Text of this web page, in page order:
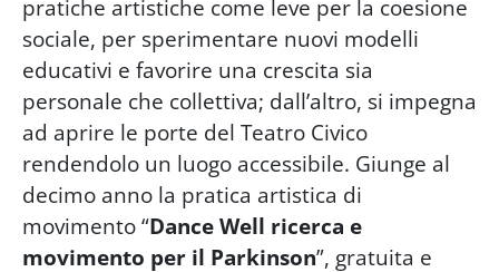
pratiche artistiche come leve per la coesione
sociale, per sperimentare nuovi modelli
educativi e favorire una crescita sia
personale che collettiva; dall’altro, si impegna
ad aprire le porte del Teatro Civico
rendendolo un luogo accessibile. Giunge al
decimo anno la pratica artistica di
movimento “Dance Well ricerca e
movimento per il Parkinson”, gratuita e